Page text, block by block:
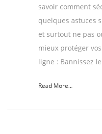
savoir comment
quelques astuces
et surtout ne pas
mieux protéger
ligne : Bannissez
Read More...